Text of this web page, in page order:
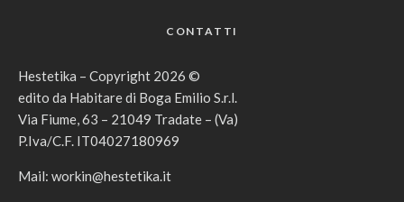
CONTATTI
Hestetika – Copyright 2026 ©
edito da Habitare di Boga Emilio S.r.l.
Via Fiume, 63 – 21049 Tradate – (Va)
P.Iva/C.F. IT04027180969
Mail: workin@hestetika.it